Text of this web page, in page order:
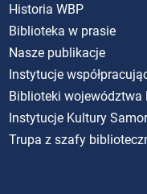
Historia WBP
Biblioteka w prasie
Nasze publikacje
Instytucje
Biblioteki województwa
Instytucje Kultury
Trupa z szafy